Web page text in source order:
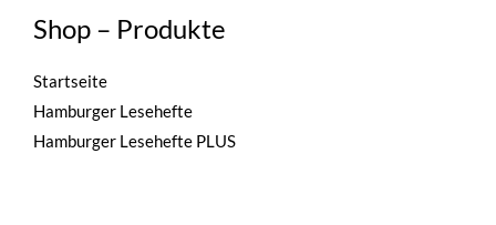
Shop – Produkte
Startseite
Hamburger Lesehefte
Hamburger Lesehefte PLUS